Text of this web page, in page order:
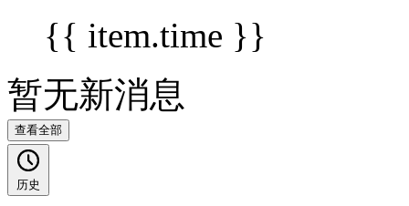
{{ item.time }}
暂无新消息
查看全部
历史